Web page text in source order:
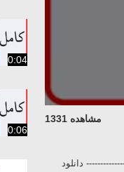
مشاهده 1331
دانلود
0:04
0:06